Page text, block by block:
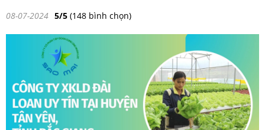
08-07-2024 5/5 (148 bình chọn)